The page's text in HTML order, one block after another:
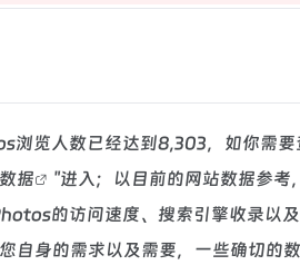
览人数已经达到8,303，如你需要
据
"进入；以目前的网站数据参
的访问速度、搜索引擎收录以
自身的需求以及需要，一些确切